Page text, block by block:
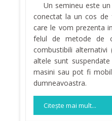
Un semineu este un
conectat la un cos de
care le vom prezenta
felul de metode de
combustibili alternativi
altele sunt
masini sau pot fi
dumneavoastra.
Citeşte mai mult...